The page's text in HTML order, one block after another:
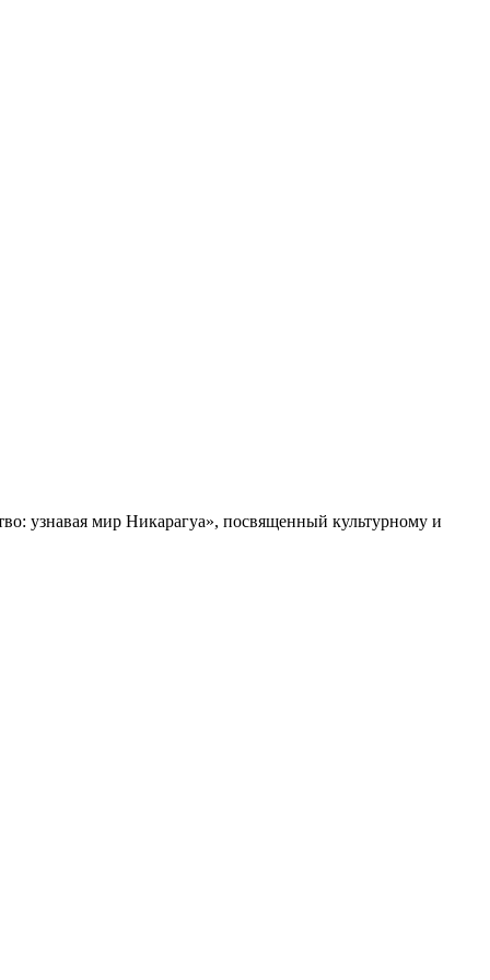
узнавая мир Никарагуа», посвященный культурному и